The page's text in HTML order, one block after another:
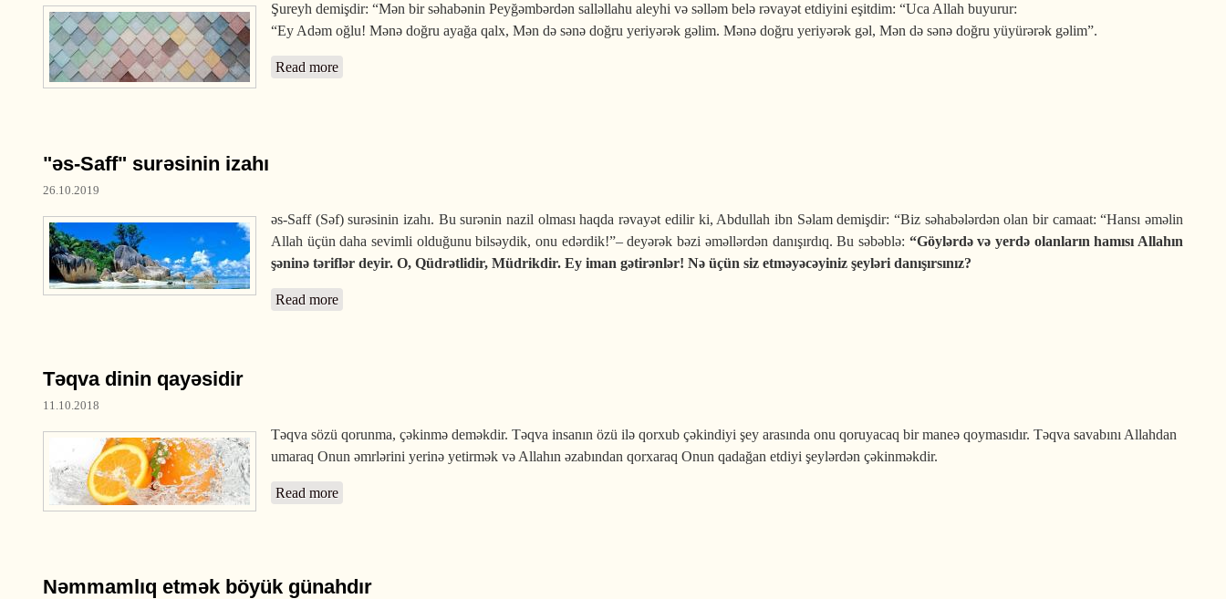
Şureyh demişdir: “Mən bir səhabənin Peyğəmbərdən salləllahu aleyhi və səlləm belə rəvayət etdiyini eşitdim: “Uca Allah buyurur:
“Ey Adəm oğlu! Mənə doğru ayağa qalx, Mən də sənə doğru yeriyərək gəlim. Mənə doğru yeriyərək gəl, Mən də sənə doğru yüyürərək gəlim”.
Read more
"əs-Saff" surəsinin izahı
26.10.2019
əs-Saff (Səf) surəsinin izahı. Bu surənin nazil olması haqda rəvayət edilir ki, Abdullah ibn Səlam demişdir: “Biz səhabələrdən olan bir camaat: “Hansı əməlin
Allah üçün daha sevimli olduğunu bilsəydik, onu edərdik!”– deyərəkbəzi əməllərdən danışırdıq. Bu səbəblə: “Göylərdə və yerdə olanların hamısı Allahın
şəninə təriflər deyir. O, Qüdrətlidir, Müdrikdir. Ey iman gətirən­lər! Nə üçün siz etməyəcəyiniz şeyləri danışırsınız?
Read more
Təqva dinin qayəsidir
11.10.2018
Təqva sözü qorunma, çəkinmə deməkdir. Təqva insanın özü ilə qorxub çəkindiyi şey arasında onu qoruyacaq bir maneə qoymasıdır. Təqva savabını Allahdan
umaraq Onun əmrlərini yerinə yetirmək və Allahın əzabından qorxaraq Onun qadağan etdiyi şeylərdən çəkinməkdir.
Read more
Nəmmamlıq etmək böyük günahdır